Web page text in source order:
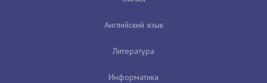
Английский язык
Литература
Информатика